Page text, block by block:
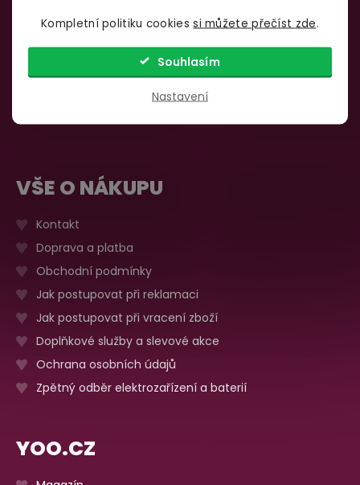
Kompletní politiku cookiessi můžete přečíst zde.
Nastavení
Souhlasím
info@yoo.cz
735 876 206
7:00 – 18:00
Sobota, neděle
Zavřeno
VŠE O NÁKUPU
Kontakt
Doprava a platba
Obchodní podmínky
Jak postupovat při reklamaci
Jak postupovat při vracení zboží
Doplňkové služby a slevové akce
Ochrana osobních údajů
Zpětný odběr elektrozařízení a baterií
YOO.CZ